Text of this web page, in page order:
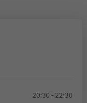
20:30 - 22:30